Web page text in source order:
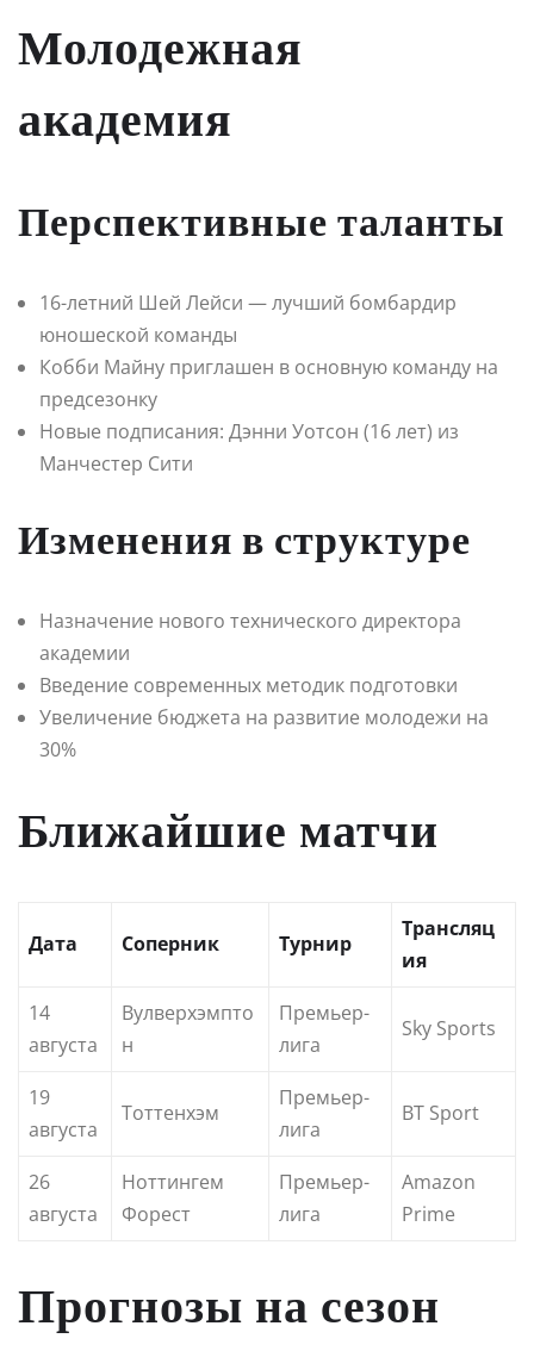
Молодежная
академия
Перспективные таланты
16-летний Шей Лейси — лучший бомбардир
юношеской команды
Кобби Майну приглашен в основную команду на
предсезонку
Новые подписания: Дэнни Уотсон (16 лет) из
Манчестер Сити
Изменения в структуре
Назначение нового технического директора
академии
Введение современных методик подготовки
Увеличение бюджета на развитие молодежи на
30%
Ближайшие матчи
Дата Соперник Турнир
Трансляц
ия
14
августа
Вулверхэмпто
н
Премьер-
лига
Sky Sports
19
августа
Тоттенхэм
Премьер-
лига
BT Sport
26
августа
Ноттингем
Форест
Премьер-
лига
Amazon
Prime
Прогнозы на сезон